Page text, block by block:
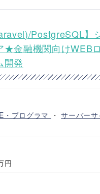
PostgreSQL】
★金融機関向けWEB
開発
・プログラマ ・サーバー
円